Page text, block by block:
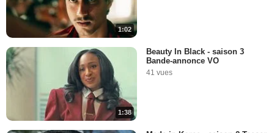
1:02
1:38
Beauty In Black - saison 3
Bande-annonce VO
41 vues